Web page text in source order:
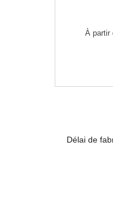
À partir
Délai de